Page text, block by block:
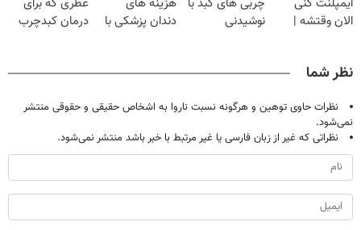
ایمپلنت کنی
الان وقتشه |
چربی های کبد با
نوشیدنی
هزینه های
دندان پزشکی با
عطری که برای
درمان کبدچرب
نظر شما
نظرات حاوی توهین و هرگونه نسبت ناروا به اشخاص حقیقی و حقوقی منتشر
نمی‌شود.
نظراتی که غیر از زبان فارسی یا غیر مرتبط با خبر باشد منتشر نمی‌شود.